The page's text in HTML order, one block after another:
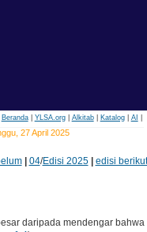
Beranda| YLSA.org| Alkitab| Katalog| AI
27 April 2025
| 04/Edisi 2025| edisi berikut
daripada mendengar bahwa